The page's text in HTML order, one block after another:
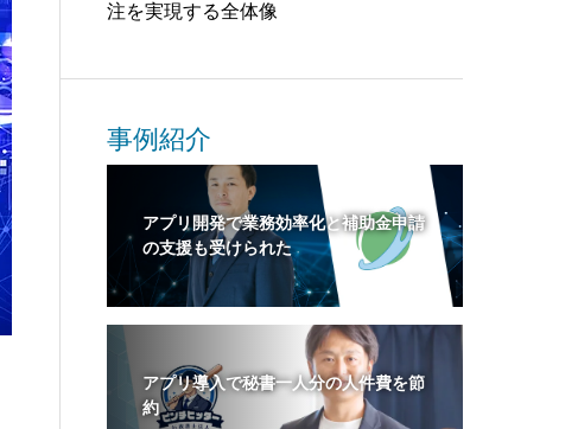
注を実現する全体像
事例紹介
アプリ開発で業務効率化と補助金申請
の支援も受けられた
アプリ導入で秘書一人分の人件費を節
約